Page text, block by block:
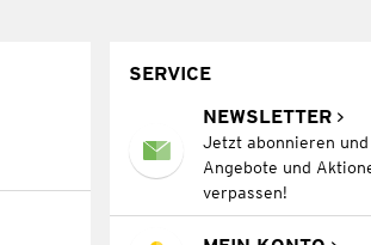
SERVICE
NEWSLETTER
Jetzt abonnieren und
Angebote und
verpassen!